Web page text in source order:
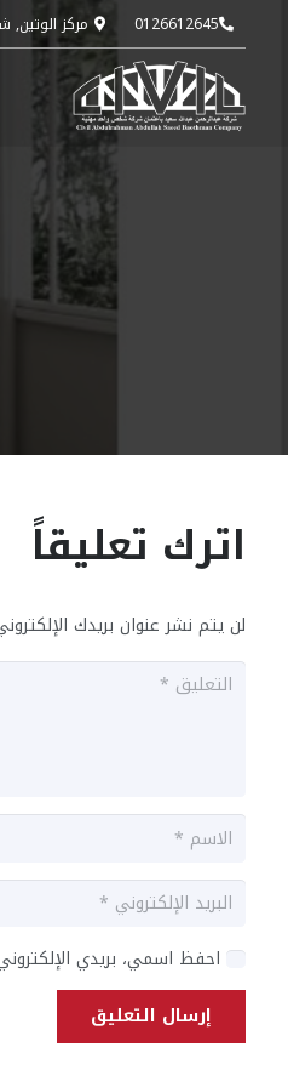
0126612645 مركز الوتين,
اترك تعليقاً
لن يتم نشر عنوان بريدك
احفظ اسمي، بريدي
إرسال التعليق